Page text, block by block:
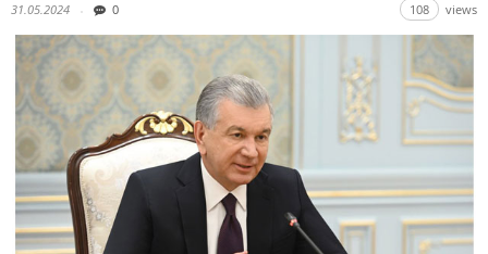
31.05.2024 0 108 views